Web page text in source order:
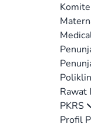
Rawat
PKRS
Profil